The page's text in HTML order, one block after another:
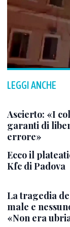
LEGGI ANCHE
Ascierto: «I
garanti di
errore»
Ecco il
Kfc di Padova
La tragedia
male e
«Non era